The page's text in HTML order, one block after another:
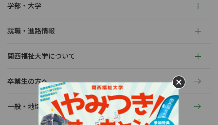
学部・大学
就職・進路情報
関西福祉大学について
卒業生の方へ
一般・地域の方へ